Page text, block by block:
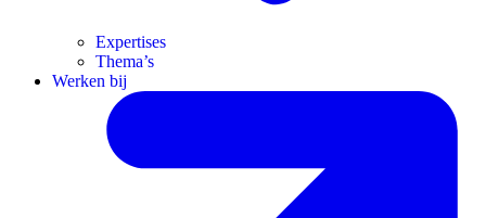
Expertises
Thema’s
Werken bij